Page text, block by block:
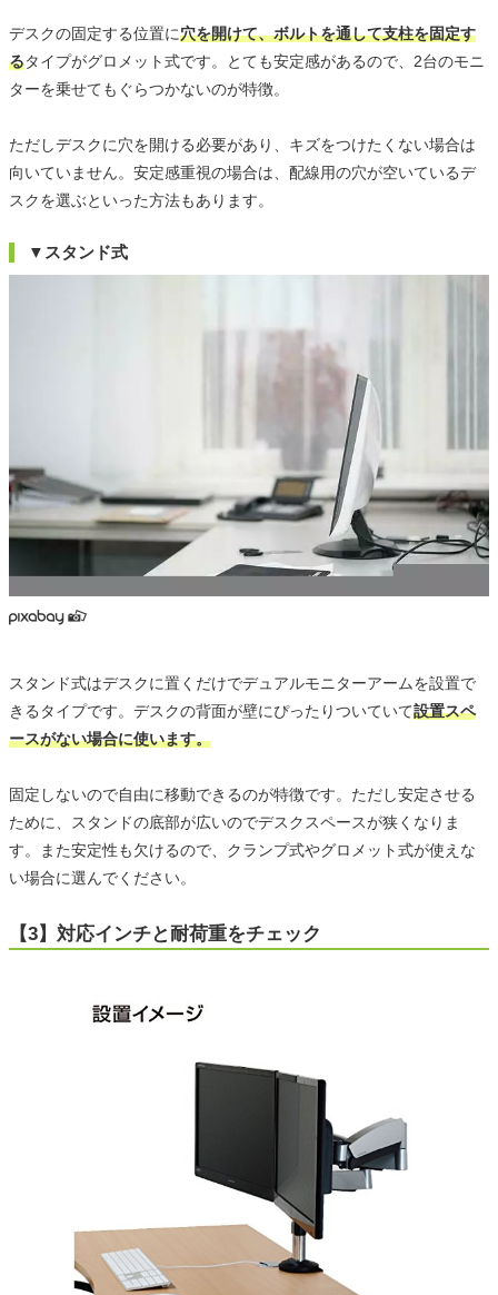
デスクの固定する位置に穴を開けて、ボルトを通して支柱を固定す
るタイプがグロメット式です。とても安定感があるので、2台のモニ
ターを乗せてもぐらつかないのが特徴。
ただしデスクに穴を開ける必要があり、キズをつけたくない場合は
向いていません。安定感重視の場合は、配線用の穴が空いているデ
スクを選ぶといった方法もあります。
▼スタンド式
スタンド式はデスクに置くだけでデュアルモニターアームを設置で
きるタイプです。デスクの背面が壁にぴったりついていて設置スペ
ースがない場合に使います。
固定しないので自由に移動できるのが特徴です。ただし安定させる
ために、スタンドの底部が広いのでデスクスペースが狭くなりま
す。また安定性も欠けるので、クランプ式やグロメット式が使えな
い場合に選んでください。
【3】対応インチと耐荷重をチェック